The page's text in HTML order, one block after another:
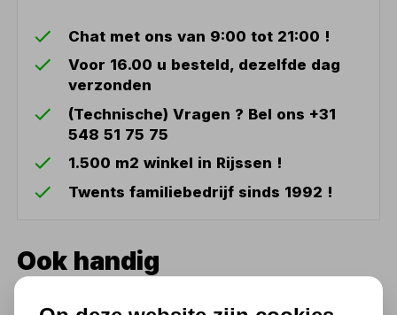
Chat met ons van 9:00 tot 21:00 !
Voor 16.00 u besteld, dezelfde dag
verzonden
(Technische) Vragen ? Bel ons +31
548 51 75 75
1.500 m2 winkel in Rijssen !
Twents familiebedrijf sinds 1992 !
Ook handig
Lasstaaf Brons met